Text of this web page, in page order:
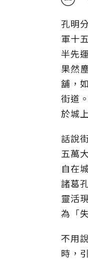
孔明
軍十
半先
果然
舖，
街道
於城
話說
五萬
自在
諸葛
靈活
為「
不用
時，